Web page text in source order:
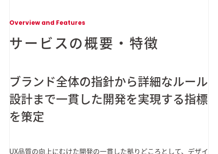
Overview and Features
サービスの概要・特徴
ブランド全体の指針から詳細なルール
設計まで一貫した開発を実現する指標
を策定
UX品質の向上にむけた開発の一貫した拠りどころとして、デザイ